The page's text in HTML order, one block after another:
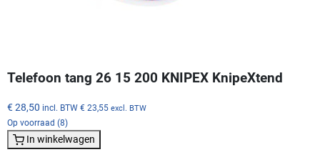
Telefoon tang 26 15 200 KNIPEX KnipeXtend
€ 28,50 incl. BTW € 23,55 excl. BTW
Op voorraad (8)
In winkelwagen